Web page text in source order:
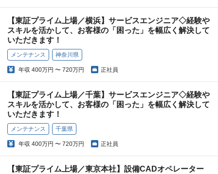
【東証プライム上場／横浜】サービスエンジニア◇経験や
スキルを活かして、お客様の「困った」を幅広く解決して
いただきます！
メンテナンス 神奈川県
年収 400万円 〜 720万円 正社員
【東証プライム上場／千葉】サービスエンジニア◇経験や
スキルを活かして、お客様の「困った」を幅広く解決して
いただきます！
メンテナンス 千葉県
年収 400万円 〜 720万円 正社員
【東証プライム上場／東京本社】設備CADオペレーター